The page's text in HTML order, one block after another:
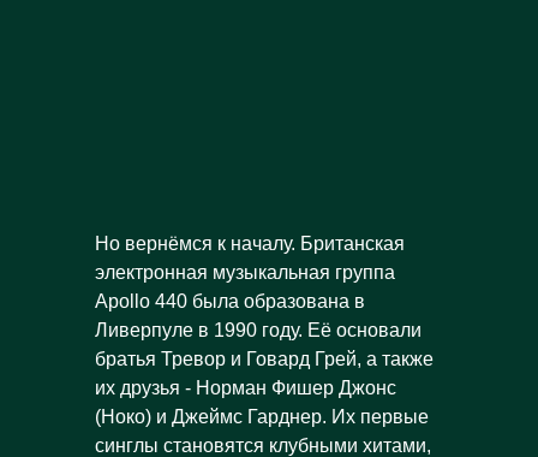
Но вернёмся к началу. Британская
электронная музыкальная группа
Apollo 440 была образована в
Ливерпуле в 1990 году. Её основали
братья Тревор и Говард Грей, а также
их друзья - Норман Фишер Джонс
(Ноко) и Джеймс Гарднер. Их первые
синглы становятся клубными хитами,